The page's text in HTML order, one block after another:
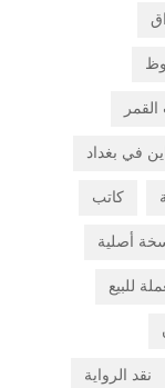
في بغداد
كاتب
أصلية
للبيع
نقد الرواية